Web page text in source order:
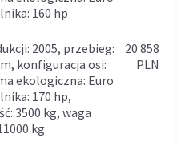
160 hp
konfiguracja osi:
ekologiczna: Euro
170 hp,
3500 kg, waga
kg
20 858
PLN